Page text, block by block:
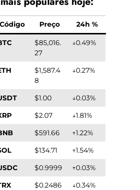
Código Preço 24h %
$85,016.
27
↓0.49%
$1,587.4
8
↓0.27%
$1.00
↓0.03%
$2.07
↓1.81%
$591.66
↑1.22%
$134.71
↑1.54%
$0.9999
↑0.03%
$0.2486
↓0.34%